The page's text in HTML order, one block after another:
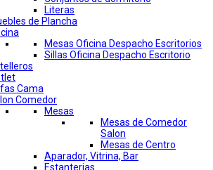
Literas
de Plancha
Mesas Oficina Despacho Escritorios
Sillas Oficina Despacho Escritorio
Cama
Comedor
Mesas
Mesas de Comedor
Salon
Mesas de Centro
Aparador, Vitrina, Bar
Estanterias